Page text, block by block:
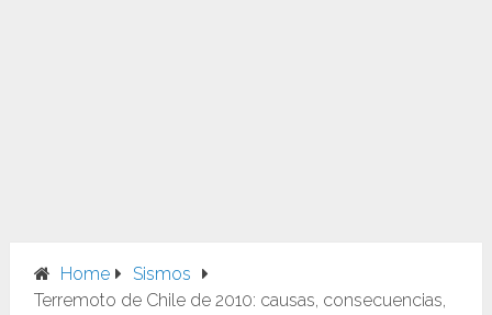
Home
Sismos
Terremoto de Chile de 2010: causas, consecuencias,